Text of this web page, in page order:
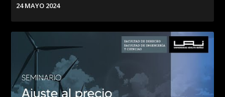
24 MAYO 2024
VER